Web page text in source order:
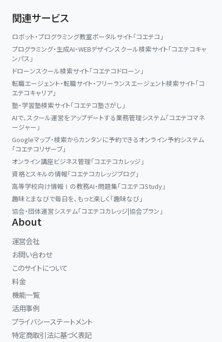
関連サービス
ロボット・プログラミング教室ポータルサイト「コエテコ」
プログラミング・生成AI・WEBデザインスクール検索サイト「コエテコキャ
ンパス」
ドローンスクール検索サイト「コエテコドローン」
転職エージェント・転職サイト・フリーランスエージェント検索サイト「コ
エテコキャリア」
塾・学習塾検索サイト「コエテコ塾さがし」
AIで、スクール運営をアップデートする業務管理システム「コエテコマネ
ージャー」
Googleマップ・検索からカンタンに予約できるオンライン予約システム
「コエテコリザーブ」
オンライン講座ビジネス管理「コエテコカレッジ」
資格とスキルの情報「コエテコカレッジブログ」
高等学校向け情報Ⅰの教務AI・問題集「コエテコStudy」
趣味とまなびで毎日を、もっと楽しく「趣味なび」
協会・団体運営システム「コエテコカレッジ|協会プラン」
About
運営会社
お問い合わせ
このサイトについて
料金
機能一覧
活用事例
プライバシーステートメント
特定商取引法に基づく表記